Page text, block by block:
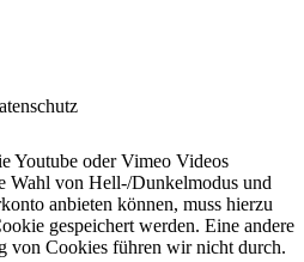
Youtube oder Vimeo Videos
Wahl von Hell-/Dunkelmodus und
anbieten können, muss hierzu
gespeichert werden. Eine andere
von Cookies führen wir nicht durch.